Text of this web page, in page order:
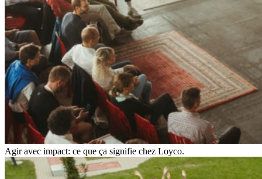
Agir avec impact: ce que ça signifie chez Loyco.